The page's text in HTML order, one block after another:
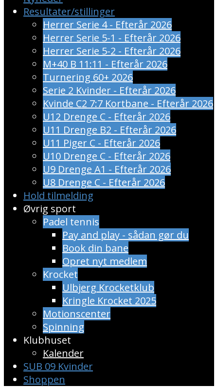
Resultater/stillinger
Herrer Serie 4 - Efterår 2026
Herrer Serie 5-1 - Efterår 2026
Herrer Serie 5-2 - Efterår 2026
M+40 B 11:11 - Efterår 2026
Turnering 60+ 2026
Serie 2 Kvinder - Efterår 2026
Kvinde C2 7:7 Kortbane - Efterår 2026
U12 Drenge C - Efterår 2026
U11 Drenge B2 - Efterår 2026
U11 Piger C - Efterår 2026
U10 Drenge C - Efterår 2026
U9 Drenge A1 - Efterår 2026
U8 Drenge C - Efterår 2026
Hold tilmelding
Øvrig sport
Padel tennis
Pay and play - sådan gør du
Book din bane
Opret nyt medlem
Krocket
Ulbjerg Krocketklub
Kringle Krocket 2025
Motionscenter
Spinning
Klubhuset
Kalender
SUB 09 Kvinder
Shoppen